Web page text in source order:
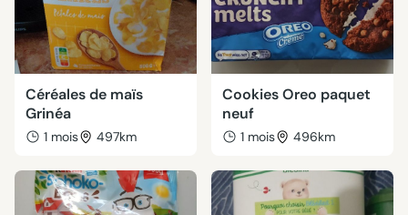
Céréales de maïs
Grinéa
1 mois 497km
Cookies Oreo paquet
neuf
1 mois 496km